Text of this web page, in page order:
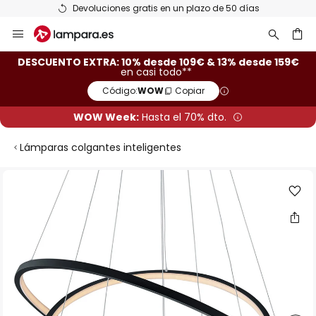
Devoluciones gratis en un plazo de 50 días
al
contenido
DESCUENTO EXTRA: 10% desde 109€ & 13% desde 159€
en casi todo**
Código:WOW Copiar
WOW Week: Hasta el 70% dto.
Lámparas colgantes inteligentes
galería
de
imágenes